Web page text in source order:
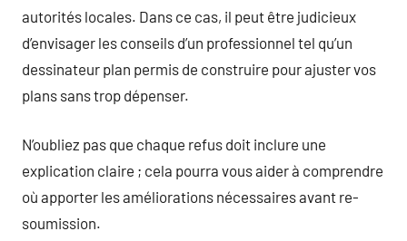
autorités locales. Dans ce cas, il peut être judicieux
d’envisager les conseils d’un professionnel tel qu’un
dessinateur plan permis de construire pour ajuster vos
plans sans trop dépenser.
N’oubliez pas que chaque refus doit inclure une
explication claire ; cela pourra vous aider à comprendre
où apporter les améliorations nécessaires avant re-
soumission.